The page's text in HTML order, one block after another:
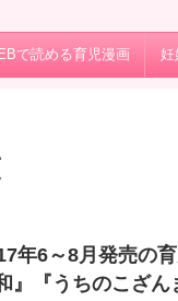
で読める育児漫画 妊
年6～8月発売の
』『うちのこざん